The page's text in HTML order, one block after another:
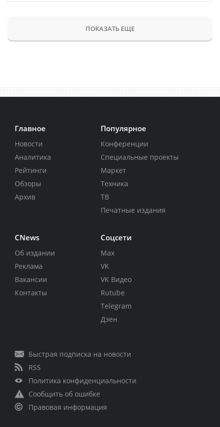
ПОКАЗАТЬ ЕЩЕ
Главное
Новости
Аналитика
Рейтинги
Обзоры
Архив
Популярное
Конференции
Специальные проекты
Маркет
Техника
ТВ
Печатные издания
CNews
Об издании
Реклама
Вакансии
Контакты
Соцсети
Max
VK
VK Видео
Rutube
Telegram
Дзен
Быстрая подписка на новости
RSS
Политика конфиденциальности
Сообщить об ошибке
Правовая информация